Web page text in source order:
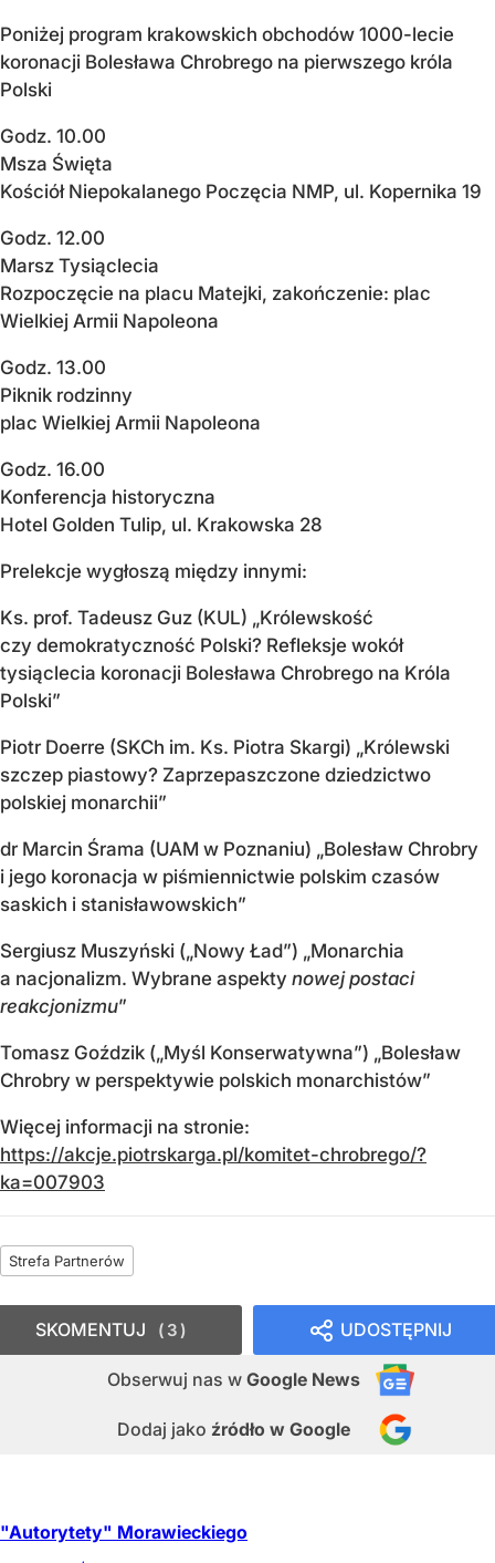
Poniżej program krakowskich obchodów 1000-lecie
koronacji Bolesława Chrobrego na pierwszego króla
Polski
Godz. 10.00
Msza Święta
Kościół Niepokalanego Poczęcia NMP, ul. Kopernika 19
Godz. 12.00
Marsz Tysiąclecia
Rozpoczęcie na placu Matejki, zakończenie: plac
Wielkiej Armii Napoleona
Godz. 13.00
Piknik rodzinny
plac Wielkiej Armii Napoleona
Godz. 16.00
Konferencja historyczna
Hotel Golden Tulip, ul. Krakowska 28
Prelekcje wygłoszą między innymi:
Ks. prof. Tadeusz Guz (KUL) „Królewskość
czy demokratyczność Polski? Refleksje wokół
tysiąclecia koronacji Bolesława Chrobrego na Króla
Polski”
Piotr Doerre (SKCh im. Ks. Piotra Skargi) „Królewski
szczep piastowy? Zaprzepaszczone dziedzictwo
polskiej monarchii”
dr Marcin Śrama (UAM w Poznaniu) „Bolesław Chrobry
i jego koronacja w piśmiennictwie polskim czasów
saskich i stanisławowskich”
Sergiusz Muszyński („Nowy Ład”) „Monarchia
a nacjonalizm. Wybrane aspekty nowej postaci
reakcjonizmu”
Tomasz Goździk („Myśl Konserwatywna”) „Bolesław
Chrobry w perspektywie polskich monarchistów”
Więcej informacji na stronie:
https://akcje.piotrskarga.pl/komitet-chrobrego/?
ka=007903
Strefa Partnerów
UDOSTĘPNIJ
Obserwuj nas w Google News
Dodaj jako źródło w Google
SKOMENTUJ 3
"Autorytety" Morawieckiego